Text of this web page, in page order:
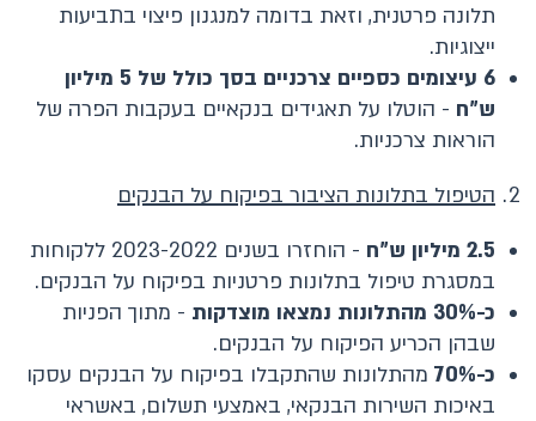
תלונה פרטנית, וזאת בדומה למנגנון פיצוי בתביעות
ייצוגיות.
6 עיצומים כספיים צרכניים בסך כולל של 5 מיליון
ש"ח - הוטלו על תאגידים בנקאיים בעקבות הפרה של
הוראות צרכניות.
הטיפול בתלונות הציבור בפיקוח על הבנקים
2.5 מיליון ש"ח
- הוחזרו בשנים 2023-2022 ללקוחות
במסגרת טיפול בתלונות פרטניות בפיקוח על הבנקים.
כ-30% מהתלונות נמצאו מוצדקות
- מתוך הפניות
שבהן הכריע הפיקוח על הבנקים.
כ-70%
מהתלונות שהתקבלו בפיקוח על הבנקים עסקו
באיכות השירות הבנקאי, באמצעי תשלום, באשראי